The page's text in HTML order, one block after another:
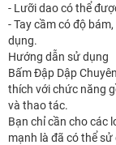
- Lưỡi dao có thể
- Tay cầm có độ
dụng.
Hướng dẫn sử dụng
Bấm Đập Dập
thích với chức năng
và thao tác.
Bạn chỉ cần cho các
mạnh là đã có thể